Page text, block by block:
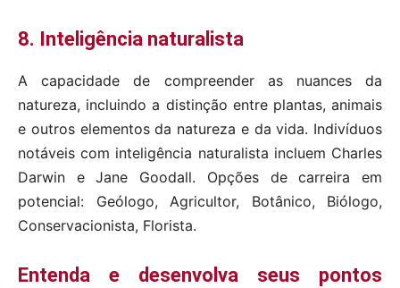
8. Inteligência naturalista
A capacidade de compreender as nuances da
natureza, incluindo a distinção entre plantas, animais
e outros elementos da natureza e da vida. Indivíduos
notáveis ​​com inteligência naturalista incluem Charles
Darwin e Jane Goodall. Opções de carreira em
potencial: Geólogo, Agricultor, Botânico, Biólogo,
Conservacionista, Florista.
Entenda e desenvolva seus pontos